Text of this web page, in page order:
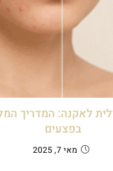
לאקנה: המדריך
בפצעים
מאי 7, 2025